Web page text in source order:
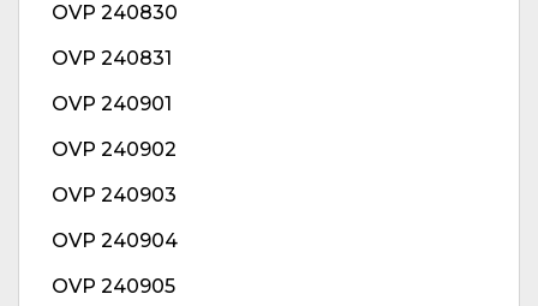
OVP 240830
OVP 240831
OVP 240901
OVP 240902
OVP 240903
OVP 240904
OVP 240905